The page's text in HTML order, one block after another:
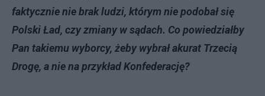
faktycznie nie brak ludzi, którym nie podobał się
Polski Ład, czy zmiany w sądach. Co powiedziałby
Pan takiemu wyborcy, żeby wybrał akurat Trzecią
Drogę, a nie na przykład Konfederację?